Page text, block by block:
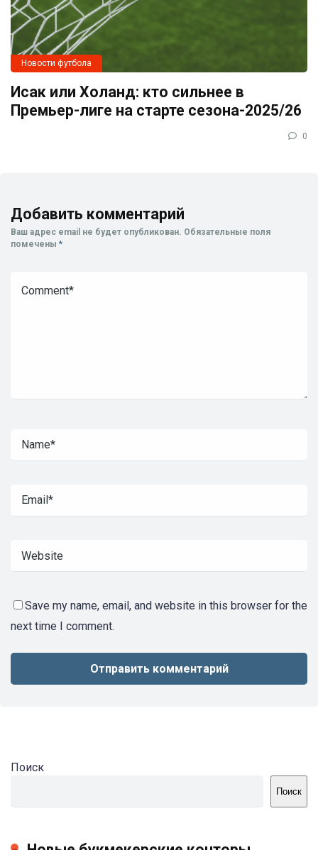
Новости футбола
Исак или Холанд: кто сильнее в
Премьер-лиге на старте сезона-2025/26
0
Добавить комментарий
Ваш адрес email не будет опубликован. Обязательные поля
помечены *
Save my name, email, and website in this browser for the
next time I comment.
Поиск
Поиск